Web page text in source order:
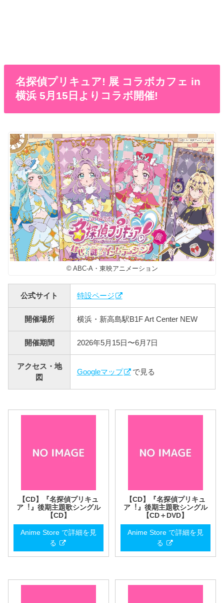
名探偵プリキュア! 展 コラボカフェ in
横浜 5月15日よりコラボ開催!
© ABC-A・東映アニメーション
公式サイト 特設ページ
開催場所 横浜・新高島駅B1F Art Center NEW
開催期間 2026年5月15日〜6月7日
アクセス・地
図
Googleマップ で見る
【CD】『名探偵プリキュ
ア︕』後期主題歌シングル
【CD】
Anime Store で詳細を見
る
【CD】『名探偵プリキュ
ア︕』後期主題歌シングル
【CD＋DVD】
Anime Store で詳細を見
る